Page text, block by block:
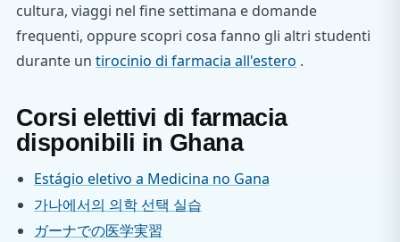
cultura, viaggi nel fine settimana e domande
frequenti, oppure scopri cosa fanno gli altri studenti
durante un tirocinio di farmacia all'estero .
Corsi elettivi di farmacia
disponibili in Ghana
Estágio eletivo a Medicina no Gana
가나에서의 의학 선택 실습
ガーナでの医学実習